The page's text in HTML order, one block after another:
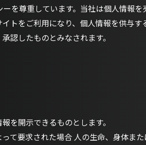
を尊重しています。当社は個人情報
トをご利用になり、個人情報を供与
認したものとみなされます。
を開示できるものとします。
て要求された場合 人の生命、身体ま